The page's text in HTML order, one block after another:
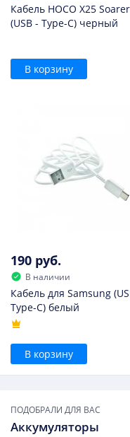
Кабель HOCO X25 Soarer
(USB - Type-C) черный
В корзину
190 руб.
В наличии
Кабель для Samsung
Type-C) белый
В корзину
ПОДОБРАЛИ ДЛЯ ВАС
Аккумуляторы